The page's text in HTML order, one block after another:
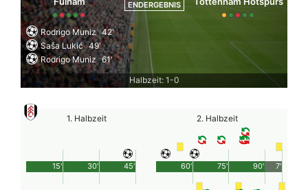
ENDERGEBNIS
Rodrigo Muniz 42'
Saša Lukić 49'
Rodrigo Muniz 61'
Halbzeit: 1-0
1. Halbzeit
45'
15' 30'
2. Halbzeit
90'
60' 75' 7'